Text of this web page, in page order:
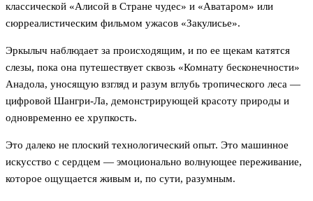
классической «Алисой в Стране чудес» и «Аватаром» или
сюрреалистическим фильмом ужасов «Закулисье».
Эркылыч наблюдает за происходящим, и по ее щекам катятся
слезы, пока она путешествует сквозь «Комнату бесконечности»
Анадола, уносящую взгляд и разум вглубь тропического леса —
цифровой Шангри-Ла, демонстрирующей красоту природы и
одновременно ее хрупкость.
Это далеко не плоский технологический опыт. Это машинное
искусство с сердцем — эмоционально волнующее переживание,
которое ощущается живым и, по сути, разумным.